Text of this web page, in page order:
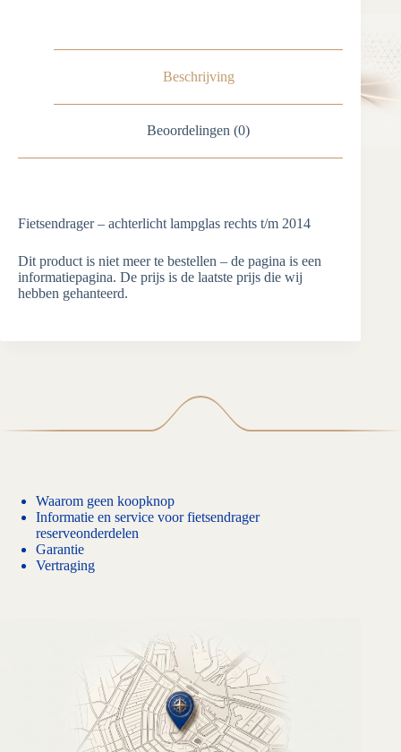
Beschrijving
Beoordelingen (0)
Fietsendrager – achterlicht lampglas rechts t/m 2014
Dit product is niet meer te bestellen – de pagina is een
informatiepagina. De prijs is de laatste prijs die wij
hebben gehanteerd.
Waarom geen koopknop
Informatie en service voor fietsendrager
reserveonderdelen
Garantie
Vertraging